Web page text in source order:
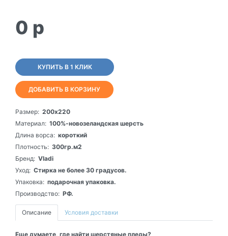
0 p
КУПИТЬ В 1 КЛИК
ДОБАВИТЬ В КОРЗИНУ
Размер: 200х220
Материал: 100%-новозеландская шерсть
Длина ворса: короткий
Плотность: 300гр.м2
Бренд: Vladi
Уход: Стирка не более 30 градусов.
Упаковка: подарочная упаковка.
Производство: РФ.
Описание Условия доставки
Еще думаете, где найти шерстяные пледы?